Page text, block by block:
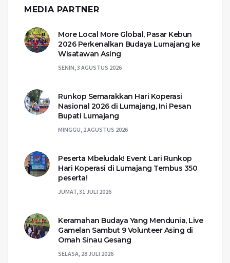
MEDIA PARTNER
More Local More Global, Pasar Kebun
2026 Perkenalkan Budaya Lumajang ke
Wisatawan Asing
SENIN, 3 AGUSTUS 2026
Runkop Semarakkan Hari Koperasi
Nasional 2026 di Lumajang, Ini Pesan
Bupati Lumajang
MINGGU, 2 AGUSTUS 2026
Peserta Mbeludak! Event Lari Runkop
Hari Koperasi di Lumajang Tembus 350
peserta!
JUMAT, 31 JULI 2026
Keramahan Budaya Yang Mendunia, Live
Gamelan Sambut 9 Volunteer Asing di
Omah Sinau Gesang
SELASA, 28 JULI 2026